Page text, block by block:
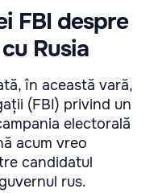
FBI despre
Rusia
în această vară,
(FBI) privind un
electorală
acum vreo
candidatul
rus.